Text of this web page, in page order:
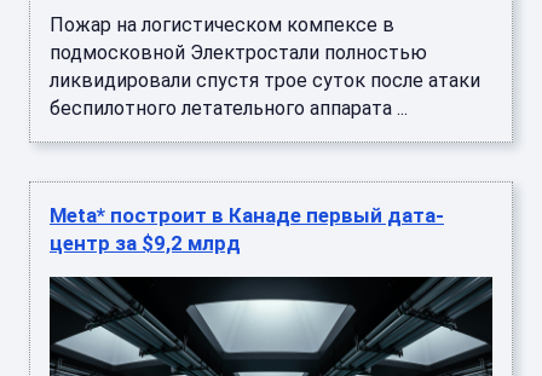
Пожар на логистическом компексе в
подмосковной Электростали полностью
ликвидировали спустя трое суток после атаки
беспилотного летательного аппарата ...
Meta* построит в Канаде первый дата-
центр за $9,2 млрд